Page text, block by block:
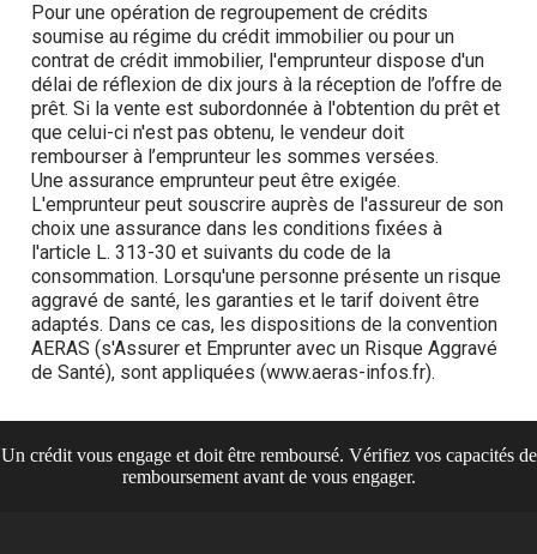
Un crédit vous engage et doit être remboursé. Vérifiez vos capacités de
remboursement avant de vous engager.